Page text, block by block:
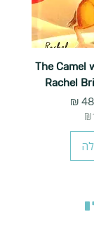
The Camel
Rachel
מבצע